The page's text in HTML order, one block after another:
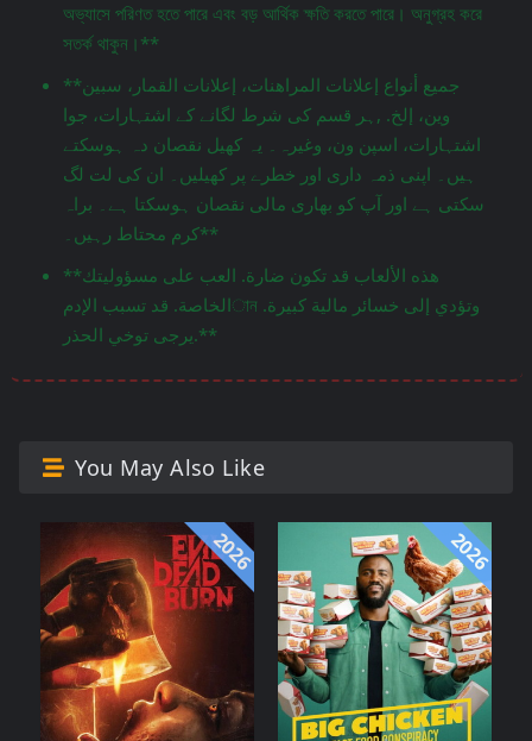
অভ্যাসে পরিণত হতে পারে এবং বড় আর্থিক ক্ষতি করতে পারে। অনুগ্রহ করে
সতর্ক থাকুন।**
**جميع أنواع إعلانات المراهنات، إعلانات القمار، سبين
وين، إلخ. ,ہر قسم کی شرط لگانے کے اشتہارات، جوا
اشتہارات، اسپن ون، وغیرہ۔ یہ کھیل نقصان دہ ہوسکتے
ہیں۔ اپنی ذمہ داری اور خطرے پر کھیلیں۔ ان کی لت لگ
سکتی ہے اور آپ کو بھاری مالی نقصان ہوسکتا ہے۔ براہ
کرم محتاط رہیں۔**
**هذه الألعاب قد تكون ضارة. العب على مسؤوليتك
الخاصة. قد تسبب الإدمান وتؤدي إلى خسائر مالية كبيرة.
يرجى توخي الحذر.**
You May Also Like
2026 2026